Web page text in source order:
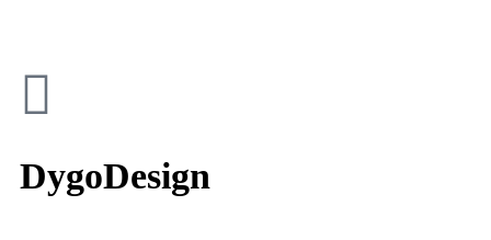
DygoDesign